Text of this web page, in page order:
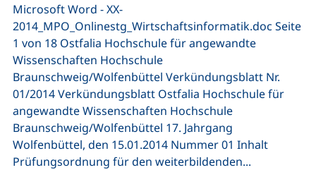
Microsoft Word - XX-
2014_MPO_Onlinestg_Wirtschaftsinformatik.doc Seite
1 von 18 Ostfalia Hochschule für angewandte
Wissenschaften Hochschule
Braunschweig/Wolfenbüttel Verkündungsblatt Nr.
01/2014 Verkündungsblatt Ostfalia Hochschule für
angewandte Wissenschaften Hochschule
Braunschweig/Wolfenbüttel 17. Jahrgang
Wolfenbüttel, den 15.01.2014 Nummer 01 Inhalt
Prüfungsordnung für den weiterbildenden...